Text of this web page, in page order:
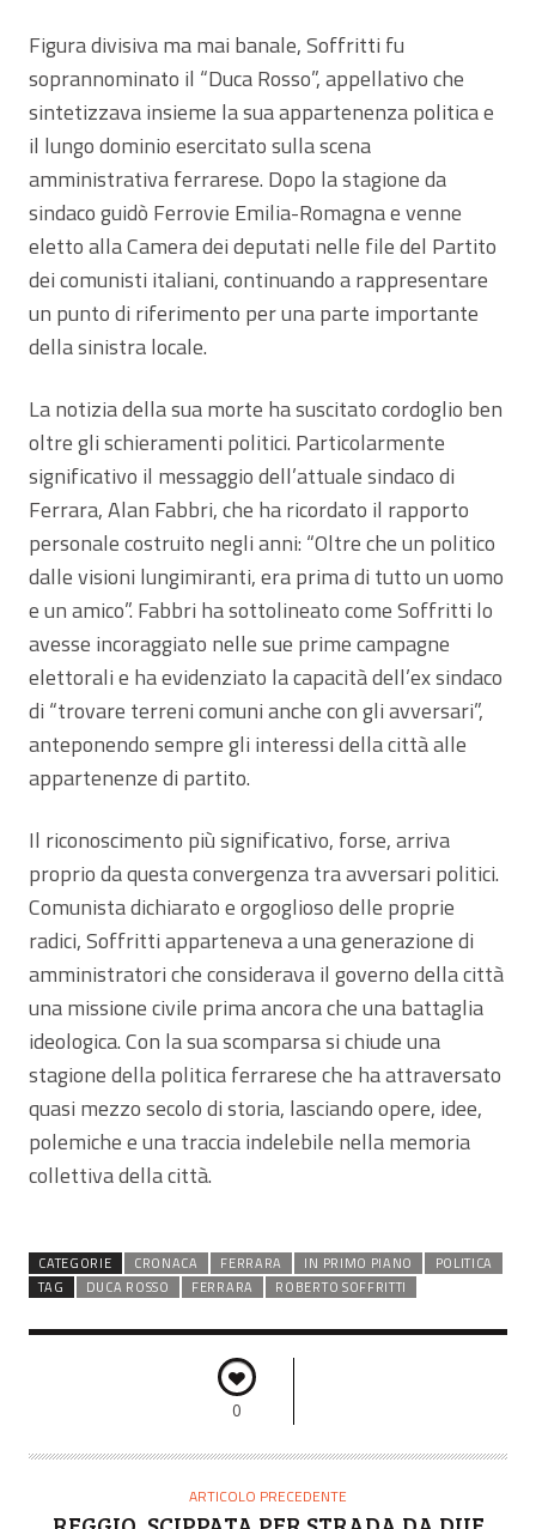
Figura divisiva ma mai banale, Soffritti fu
soprannominato il “Duca Rosso”, appellativo che
sintetizzava insieme la sua appartenenza politica e
il lungo dominio esercitato sulla scena
amministrativa ferrarese. Dopo la stagione da
sindaco guidò Ferrovie Emilia-Romagna e venne
eletto alla Camera dei deputati nelle file del Partito
dei comunisti italiani, continuando a rappresentare
un punto di riferimento per una parte importante
della sinistra locale.
La notizia della sua morte ha suscitato cordoglio ben
oltre gli schieramenti politici. Particolarmente
significativo il messaggio dell’attuale sindaco di
Ferrara, Alan Fabbri, che ha ricordato il rapporto
personale costruito negli anni: “Oltre che un politico
dalle visioni lungimiranti, era prima di tutto un uomo
e un amico”. Fabbri ha sottolineato come Soffritti lo
avesse incoraggiato nelle sue prime campagne
elettorali e ha evidenziato la capacità dell’ex sindaco
di “trovare terreni comuni anche con gli avversari”,
anteponendo sempre gli interessi della città alle
appartenenze di partito.
Il riconoscimento più significativo, forse, arriva
proprio da questa convergenza tra avversari politici.
Comunista dichiarato e orgoglioso delle proprie
radici, Soffritti apparteneva a una generazione di
amministratori che considerava il governo della città
una missione civile prima ancora che una battaglia
ideologica. Con la sua scomparsa si chiude una
stagione della politica ferrarese che ha attraversato
quasi mezzo secolo di storia, lasciando opere, idee,
polemiche e una traccia indelebile nella memoria
collettiva della città.
CATEGORIE CRONACA FERRARA IN PRIMO PIANO
POLITICA
TAG
DUCA ROSSO FERRARA ROBERTO SOFFRITTI
0
ARTICOLO PRECEDENTE